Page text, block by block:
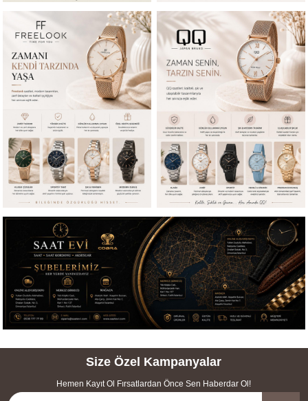
Size Özel Kampanyalar
Hemen Kayıt Ol Fırsatlardan Önce Sen Haberdar Ol!
Gönder
Saat Kordonu Modelleri ve Fiyatları
1975 yılından itibaren, Yurtiçi ve Yurt Dışındaki bir çok Saat